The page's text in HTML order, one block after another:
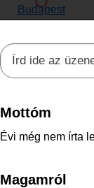
Mottóm
Évi még nem írta
Magamról